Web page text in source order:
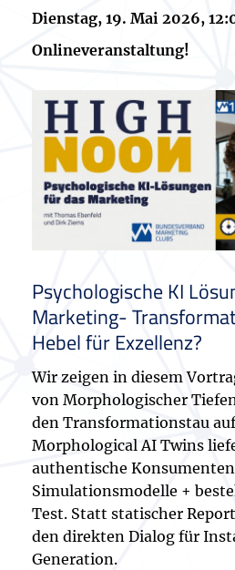
Dienstag, 19. Mai 2026,
Onlineveranstaltung!
Psychologische KI
Marketing-
Hebel für Exzellenz?
Wir zeigen in diesem
von Morphologischer
den Transformationstau
Morphological AI Twins
authentische
Simulationsmodelle +
Test. Statt statischer
den direkten Dialog für
Generation.